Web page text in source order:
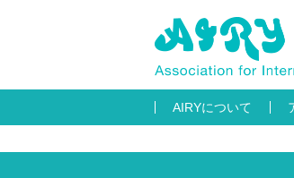
AIRYについて